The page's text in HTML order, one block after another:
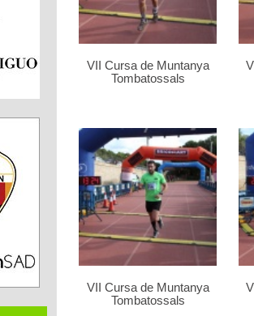
VII Cursa de Muntanya
Tombatossals
VII Cursa de Muntanya
Tombatossals